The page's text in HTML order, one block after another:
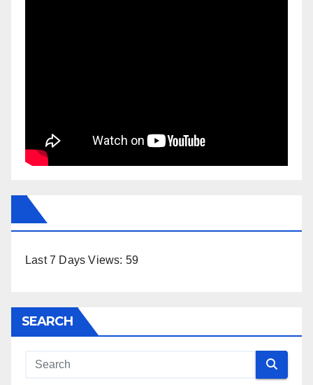
Last 7 Days Views: 59
SEARCH